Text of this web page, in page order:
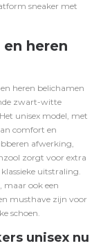
sneaker met
heren
heren belichamen
zwart-witte
unisex model, met
comfort en
afwerking,
zorgt voor extra
uitstraling.
maar ook een
musthave zijn voor
schoen.
unisex nu